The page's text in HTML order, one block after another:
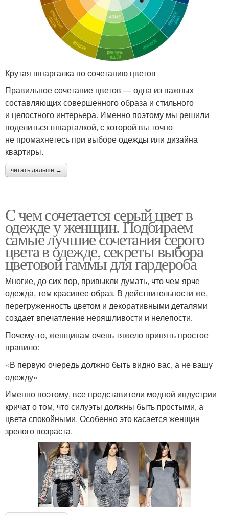
Крутая шпаргалка по сочетанию цветов
Правильное сочетание цветов — одна из важных
составляющих совершенного образа и стильного
и целостного интерьера. Именно поэтому мы решили
поделиться шпаргалкой, с которой вы точно
не промахнетесь при выборе одежды или дизайна
квартиры.
читать дальше →
С чем сочетается серый цвет в
одежде у женщин. Подбираем
самые лучшие сочетания серого
цвета в одежде, секреты выбора
цветовой гаммы для гардероба
Многие, до сих пор, привыкли думать, что чем ярче
одежда, тем красивее образ. В действительности же,
перегруженность цветом и декоративными деталями
создает впечатление неряшливости и нелепости.
Почему-то, женщинам очень тяжело принять простое
правило:
«В первую очередь должно быть видно вас, а не вашу
одежду»
Именно поэтому, все представители модной индустрии
кричат о том, что силуэты должны быть простыми, а
цвета спокойными. Особенно это касается женщин
зрелого возраста.